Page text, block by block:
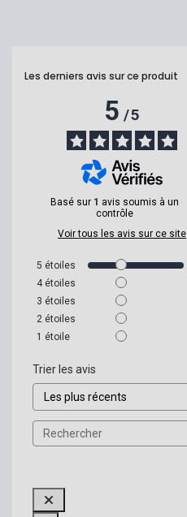
Les derniers avis sur ce produit
5/5
Basé sur 1 avis soumis à un
contrôle
Voir tous les avis sur ce site
5 étoiles
4 étoiles
3 étoiles
2 étoiles
1 étoile
Trier les avis